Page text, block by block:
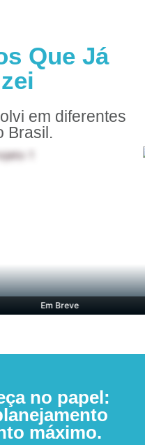
Que Já
em diferentes
Brasil.
Em Breve
no papel:
máximo.